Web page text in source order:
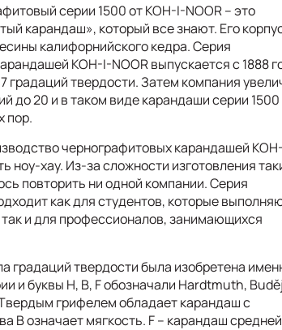
серии 1500 от KOH-I-NOOR – это
карандаш», который все знают. Его
калифорнийского кедра. Серия
KOH-I-NOOR выпускается с 1888
градаций твердости. Затем компания
до 20 и в таком виде карандаши серии 1500
пор.
чернографитовых карандашей
ноу-хау. Из-за сложности изготовления
повторить ни одной компании. Серия
как для студентов, которые
и для профессионалов, занимающихся
градаций твердости была изобретена
и буквы H, B, F обозначали Hardtmuth,
грифелем обладает карандаш с
B означает мягкость. F – карандаш средней